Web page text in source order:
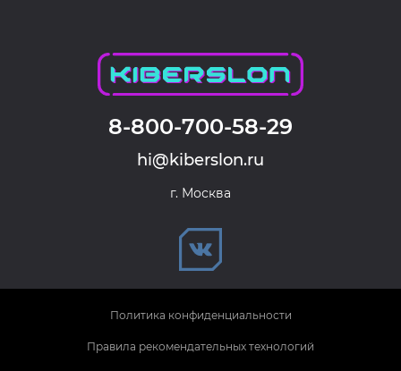
8-800-700-58-29
hi@kiberslon.ru
г. Москва
Политика конфиденциальности
Правила рекомендательных технологий